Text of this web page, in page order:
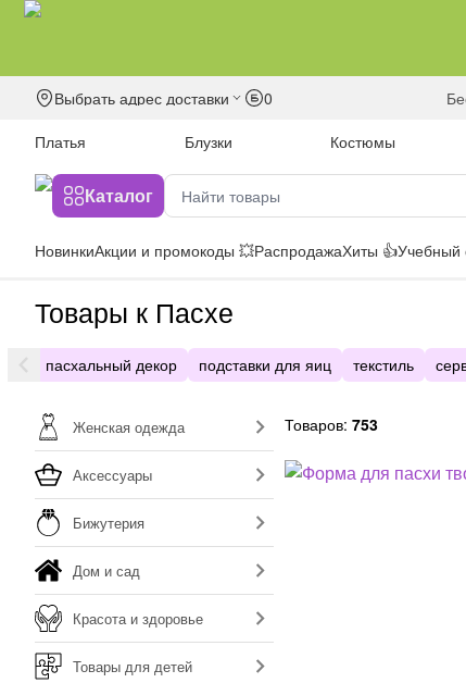
Выбрать адрес доставки 0
Платья
Блузки Костюмы
Каталог
НовинкиАкции и промокоды 💥РаспродажаХиты 👍Учебный
Товары к Пасхе
пасхальный декор подставки для яиц текстиль
Женская одежда
Аксессуары
Бижутерия
Дом и сад
Красота и здоровье
Товары для детей
Товаров: 753